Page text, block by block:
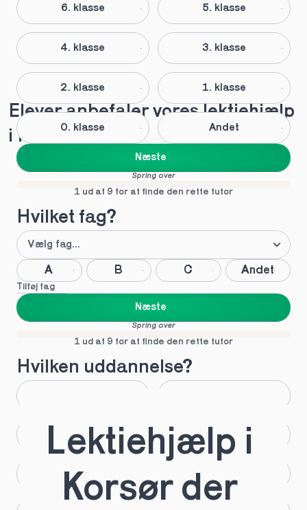
6. klasse 5. klasse
4. klasse 3. klasse
2. klasse 1. klasse
0. klasse Andet
Næste
Spring over
1 ud af 9 for at finde den rette tutor
Hvilket fag?
A B C Andet
Tilføj fag
Næste
Spring over
1 ud af 9 for at finde den rette tutor
Hvilken uddannelse?
HTX HF
IB
Elever anbefaler vores lektiehjælp
i Korsør
Lektiehjælp i
Korsør der